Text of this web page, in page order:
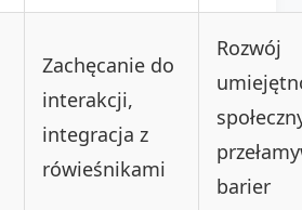
Zachęcanie do
interakcji,
integracja z
rówieśnikami
Rozwój
barier